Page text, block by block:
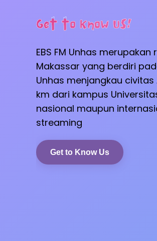
Get to Know Us!
EBS FM Unhas
Makassar yang berdiri
Unhas menjangkau
km dari kampus
nasional maupun
streaming
Get to Know Us